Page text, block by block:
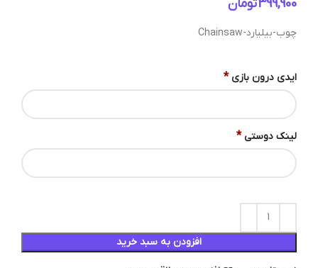
تومان
چوب-بیلیارد-Chainsaw
ایدی درون بازی *
لینک دوستی *
افزودن به سبد خرید